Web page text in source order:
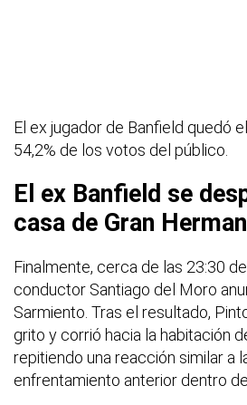
El ex jugador de Banfield quedó
54,2% de los votos del público.
El ex Banfield se
casa de Gran
Finalmente, cerca de las 23:30
conductor Santiago del Moro
Sarmiento. Tras el resultado,
grito y corrió hacia la habitación
repitiendo una reacción similar a
enfrentamiento anterior dentro